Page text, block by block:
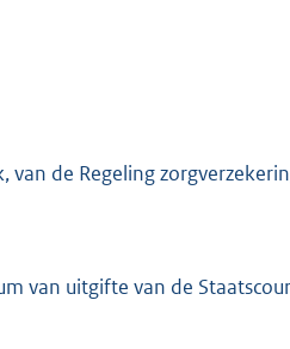
de Regeling
van uitgifte van de